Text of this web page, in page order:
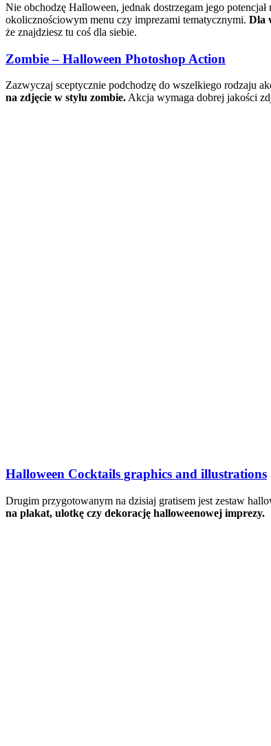
Nie obchodzę Halloween, jednak dostrzegam jego
okolicznościowym menu czy imprezami tematycznymi. Dla
że znajdziesz tu coś dla siebie.
Zombie – Halloween Photoshop Action
Zazwyczaj sceptycznie podchodzę do wszelkiego rodzaju
na zdjęcie w stylu zombie. Akcja wymaga dobrej jakości
Halloween Cocktails graphics and illustrations
Drugim przygotowanym na dzisiaj gratisem jest zestaw
na plakat, ulotkę czy dekorację halloweenowej imprezy.